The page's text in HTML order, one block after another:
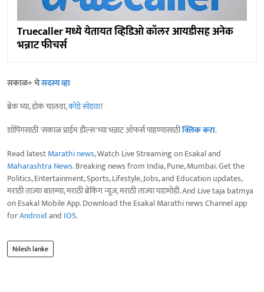
Truecaller मध्ये येतायत व्हिडिओ कॉलर आयडीसह अनेक
भन्नाट फीचर्स
सकाळ+ चेसदस्य व्हा
ब्रेक घ्या, डोकं चालवा,कोडे सोडवा!
शॉपिंगसाठी 'सकाळ प्राईम डील्स'च्या भन्नाट ऑफर्स पाहण्यासाठीक्लिक करा.
Read latestMarathi news, Watch Live Streaming on Esakal and
Maharashtra News. Breaking news from India, Pune, Mumbai. Get the
Politics, Entertainment, Sports, Lifestyle, Jobs, and Education updates,
मराठी ताज्या बातम्या, मराठी ब्रेकिंग न्यूज, मराठी ताज्या घडामोडी. And Live taja batmya
on Esakal Mobile App. Download the Esakal Marathi news Channel app
forAndroidand IOS.
Nilesh lanke